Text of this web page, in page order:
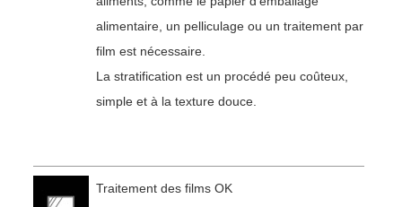
alimentaire, un pelliculage ou un traitement par
film est nécessaire.
La stratification est un procédé peu coûteux,
simple et à la texture douce.
Traitement des films OK